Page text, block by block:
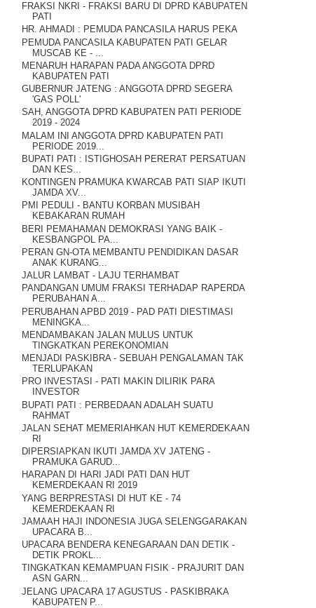
FRAKSI NKRI - FRAKSI BARU DI DPRD KABUPATEN
PATI
HR. AHMADI : PEMUDA PANCASILA HARUS PEKA
PEMUDA PANCASILA KABUPATEN PATI GELAR
MUSCAB KE - ...
MENARUH HARAPAN PADA ANGGOTA DPRD
KABUPATEN PATI
GUBERNUR JATENG : ANGGOTA DPRD SEGERA
'GAS POLL'
SAH, ANGGOTA DPRD KABUPATEN PATI PERIODE
2019 - 2024
MALAM INI ANGGOTA DPRD KABUPATEN PATI
PERIODE 2019...
BUPATI PATI : ISTIGHOSAH PERERAT PERSATUAN
DAN KES...
KONTINGEN PRAMUKA KWARCAB PATI SIAP IKUTI
JAMDA XV...
PMI PEDULI - BANTU KORBAN MUSIBAH
KEBAKARAN RUMAH
BERI PEMAHAMAN DEMOKRASI YANG BAIK -
KESBANGPOL PA...
PERAN GN-OTA MEMBANTU PENDIDIKAN DASAR
ANAK KURANG...
JALUR LAMBAT - LAJU TERHAMBAT
PANDANGAN UMUM FRAKSI TERHADAP RAPERDA
PERUBAHAN A...
PERUBAHAN APBD 2019 - PAD PATI DIESTIMASI
MENINGKA...
MENDAMBAKAN JALAN MULUS UNTUK
TINGKATKAN PEREKONOMIAN
MENJADI PASKIBRA - SEBUAH PENGALAMAN TAK
TERLUPAKAN
PRO INVESTASI - PATI MAKIN DILIRIK PARA
INVESTOR
BUPATI PATI : PERBEDAAN ADALAH SUATU
RAHMAT
JALAN SEHAT MEMERIAHKAN HUT KEMERDEKAAN
RI
DIPERSIAPKAN IKUTI JAMDA XV JATENG -
PRAMUKA GARUD...
HARAPAN DI HARI JADI PATI DAN HUT
KEMERDEKAAN RI 2019
YANG BERPRESTASI DI HUT KE - 74
KEMERDEKAAN RI
JAMAAH HAJI INDONESIA JUGA SELENGGARAKAN
UPACARA B...
UPACARA BENDERA KENEGARAAN DAN DETIK -
DETIK PROKL...
TINGKATKAN KEMAMPUAN FISIK - PRAJURIT DAN
ASN GARN...
JELANG UPACARA 17 AGUSTUS - PASKIBRAKA
KABUPATEN P...